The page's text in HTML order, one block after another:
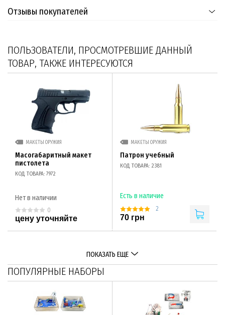
Отзывы покупателей
ПОЛЬЗОВАТЕЛИ, ПРОСМОТРЕВШИЕ ДАННЫЙ
ТОВАР, ТАКЖЕ ИНТЕРЕСУЮТСЯ
МАКЕТЫ ОРУЖИЯ
Масогабаритный макет
пистолета
КОД ТОВАРА: 7972
Нет в наличии
0
цену уточняйте
МАКЕТЫ ОРУЖИЯ
Патрон учебный
КОД ТОВАРА: 2381
Есть в наличие
2
70 грн
ПОКАЗАТЬ ЕЩЕ
ПОПУЛЯРНЫЕ НАБОРЫ